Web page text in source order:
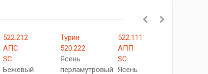
522.212
АПС
SC
Бежевый
Турин
520.222
Ясень
перламутровый
522.111
АПП
SC
Ясень